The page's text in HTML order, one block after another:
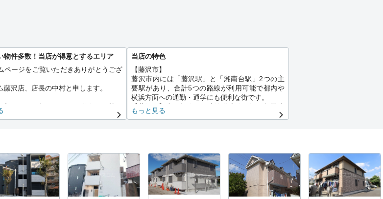
物件多数！当店が得意とするエリア
ページをご覧いただきありがとうござ
藤沢店、店長の中村と申します。
初めてのお部屋さがし、単身、同棲、
ファミリーさん、
も当店へお気軽にご相談ください！
えるお部屋さがしを全力でサポートさ
す。
貸したいオーナー様からのご相談や、
当店の特色
【藤沢市】
藤沢市内には「藤沢駅」と「湘南台駅」2つの主
要駅があり、合計5つの路線が利用可能で都内や
横浜方面への通勤・通学にも便利な街です。
【藤沢駅】小田急線・JR東海道本線・江ノ島電鉄
【湘南台駅】小田急線・相鉄いずみ野線・横浜市
公立・私立の保育園や幼稚園、認定こども園がた
くさんあり、国基準での待機児童数は、令和4年4
月1日で0人（前年も同様）と発表されています。
【鎌倉市】
もっと見る